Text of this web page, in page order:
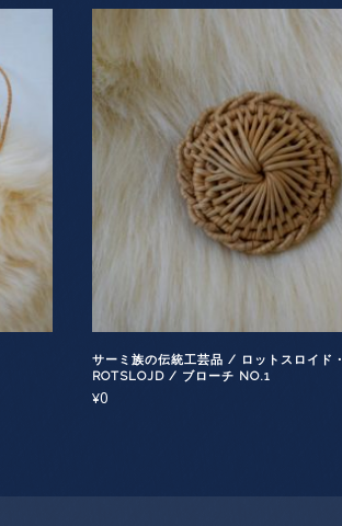
サーミ族の伝統工芸品 / ロットスロイド・
ROTSLOJD / ブローチ NO.1
¥0